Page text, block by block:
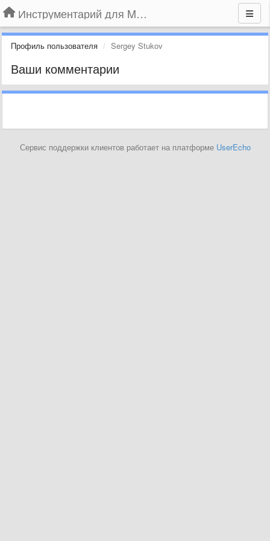
Инструментарий для MapInfo
Профиль пользователя Sergey Stukov
Ваши комментарии
Сервис поддержки клиентов работает на платформе UserEcho